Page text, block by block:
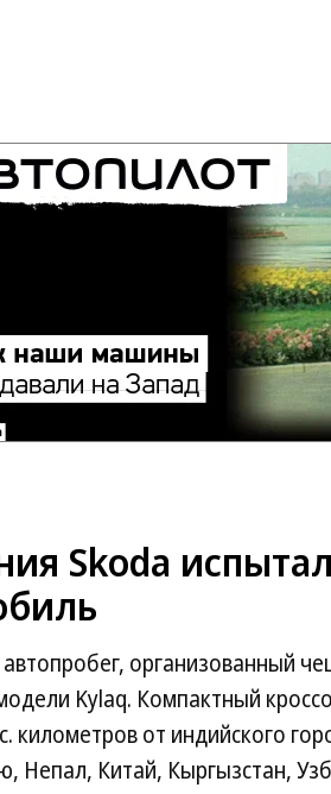
Skoda
организованный
Kylaq. Компактный
километров от индийского
Непал, Китай, Кыргызстан,